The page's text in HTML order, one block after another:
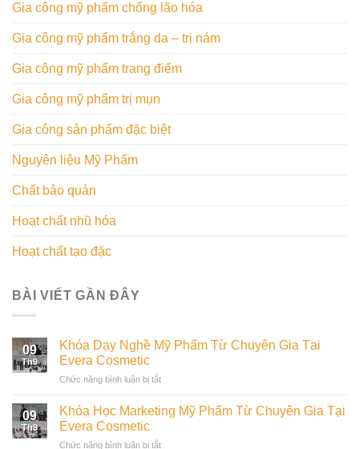
Gia công mỹ phẩm chống lão hóa
Gia công mỹ phẩm trắng da – trị nám
Gia công mỹ phẩm trang điểm
Gia công mỹ phẩm trị mụn
Gia công sản phẩm đặc biệt
Nguyên liệu Mỹ Phẩm
Chất bảo quản
Hoạt chất nhũ hóa
Hoạt chất tạo đặc
BÀI VIẾT GẦN ĐÂY
09
Th9
Khóa Dạy Nghề Mỹ Phẩm Từ Chuyên Gia Tại
Evera Cosmetic
Chức năng bình luận bị tắtở
Nghề
Phẩm
09
Th9
Khóa Học Marketing Mỹ Phẩm Từ Chuyên Gia Tại
Evera Cosmetic
Chức năng bình luận bị tắtở